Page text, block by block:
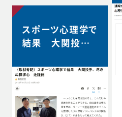
の違い」は、続々と重
決定しました。第4版
からの帯には、ソフト
バンクホークス大関
葉もいただいていま
す！この本が、より多く
のみなさまのお役に
立つことができれば
と願っております。■
スポーツ心理学で
結果 大関投手、
日新聞デジタル】